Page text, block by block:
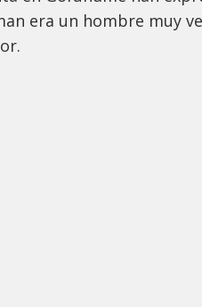
era un hombre muy